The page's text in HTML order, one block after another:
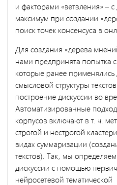
и факторами «ветвления» –
максимум при создании
поиск точек консенсуса в
Для создания «дерева
нами предпринята попытка
которые ранее
смысловой структуры
построение дискуссии во
Автоматизированные
корпусов включают в т. ч.
строгой и нестрогой
видах суммаризации
текстов). Так, мы
дискуссии с помощью
нейросетевой тематической